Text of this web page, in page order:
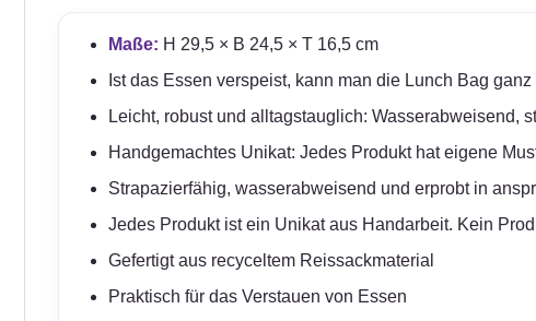
Maße: H 29,5 × B 24,5 × T 16,5 cm
Ist das Essen verspeist, kann man die Lunch Bag
Leicht, robust und alltagstauglich: Wasserabweisend,
Handgemachtes Unikat: Jedes Produkt hat eigene
Strapazierfähig, wasserabweisend und erprobt in
Jedes Produkt ist ein Unikat aus Handarbeit. Kein
Gefertigt aus recyceltem Reissackmaterial
Praktisch für das Verstauen von Essen